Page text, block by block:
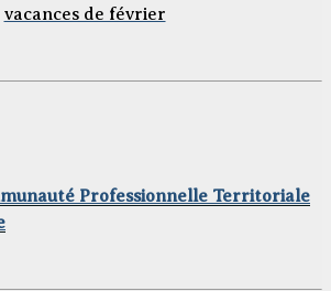
vacances de février
Professionnelle Territoriale